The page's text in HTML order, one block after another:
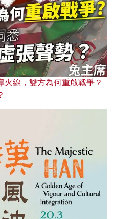
線，雙方為何重啟戰爭？